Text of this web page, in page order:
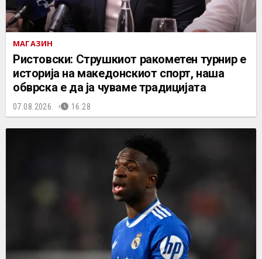
МАГАЗИН
Ристовски: Струшкиот ракометен турнир е
историја на македонскиот спорт, наша
обврска е да ја чуваме традицијата
07.08.2026. 16:28